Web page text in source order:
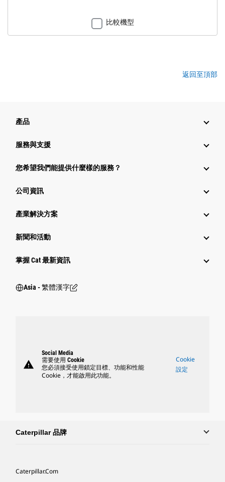
比較機型
返回至頂部
產品
服務與支援
您希望我們能提供什麼樣的服務？
公司資訊
產業解決方案
新聞和活動
掌握 Cat 最新資訊
Asia - 繁體漢字
warning
Social Media
需要使用 Cookie
您必須接受使用鎖定目標、功能和性能
Cookie，才能啟用此功能。
Cookie
設定
Caterpillar 品牌
Caterpillar.com